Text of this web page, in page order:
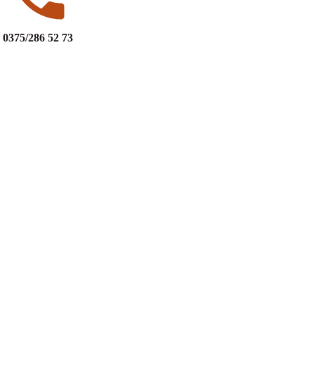
0375/286 52 73